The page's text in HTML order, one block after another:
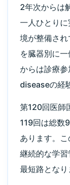
2年次からは
一人ひとり
境が整備さ
を臓器別に
からは診療
diseaseの経
第120回医師
119回は総数
あります。
継続的な学
最短路となり